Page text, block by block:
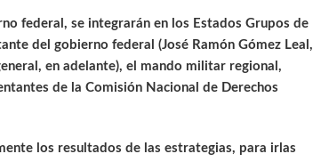
federal, se integrarán en los Estados Grupos de
del gobierno federal (José Ramón Gómez Leal,
en adelante), el mando militar regional,
de la Comisión Nacional de Derechos
los resultados de las estrategias, para irlas